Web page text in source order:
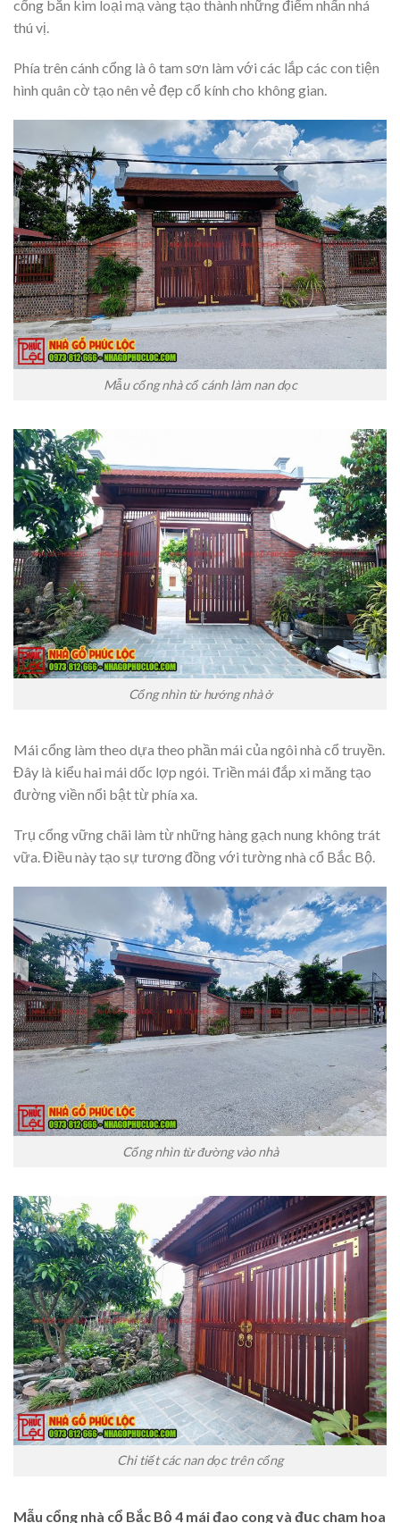
cổng bắn kim loại mạ vàng tạo thành những điểm nhấn nhá
thú vị.
Phía trên cánh cổng là ô tam sơn làm với các lắp các con tiện
hình quân cờ tạo nên vẻ đẹp cổ kính cho không gian.
Mẫu cổng nhà cổ cánh làm nan dọc
Cổng nhìn từ hướng nhà ở
Mái cổng làm theo dựa theo phần mái của ngôi nhà cổ truyền.
Đây là kiểu hai mái dốc lợp ngói. Triền mái đắp xi măng tạo
đường viền nổi bật từ phía xa.
Trụ cổng vững chãi làm từ những hàng gạch nung không trát
vữa. Điều này tạo sự tương đồng với tường nhà cổ Bắc Bộ.
Cổng nhìn từ đường vào nhà
Chi tiết các nan dọc trên cổng
Mẫu cổng nhà cổ Bắc Bộ 4 mái đao congvà đục chạm hoa